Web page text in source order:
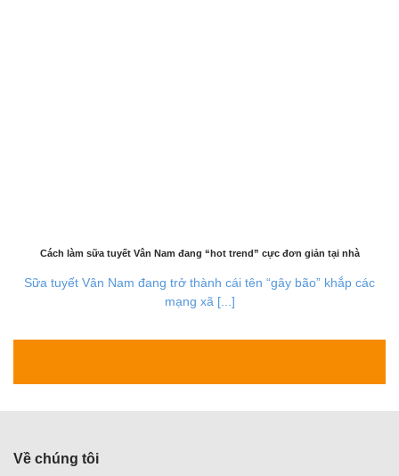
Cách làm sữa tuyết Vân Nam đang “hot trend” cực đơn giản tại nhà
Sữa tuyết Vân Nam đang trở thành cái tên “gây bão” khắp các
mạng xã [...]
Về chúng tôi